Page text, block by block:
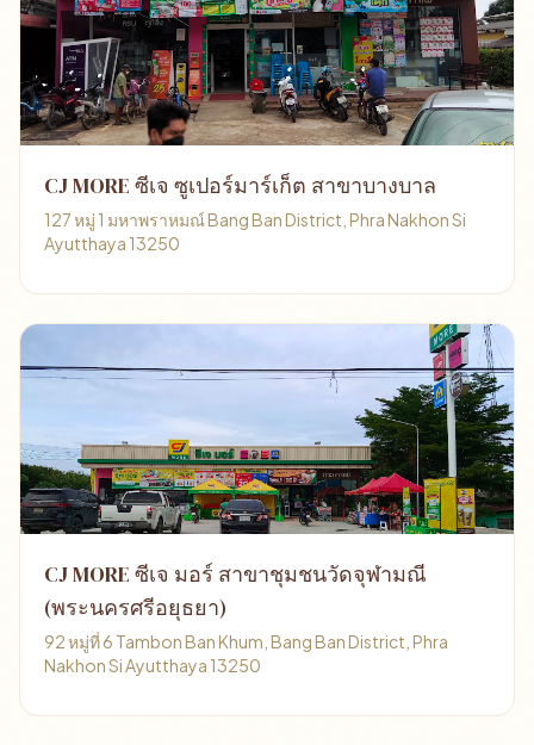
CJ MORE ซีเจ ซูเปอร์มาร์เก็ต สาขาบางบาล
127 หมู่ 1 มหาพราหมณ์ Bang Ban District, Phra Nakhon Si
Ayutthaya 13250
CJ MORE ซีเจ มอร์ สาขาชุมชนวัดจุฬามณี
(พระนครศรีอยุธยา)
92 หมู่ที่ 6 Tambon Ban Khum, Bang Ban District, Phra
Nakhon Si Ayutthaya 13250